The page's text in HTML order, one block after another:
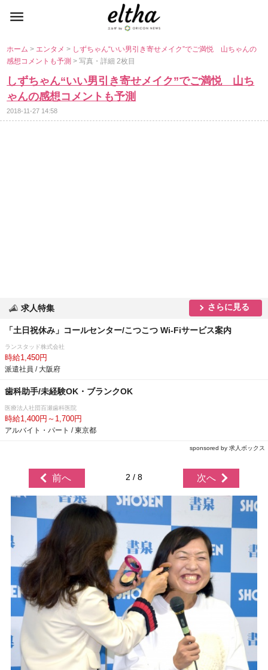
ホーム> エンタメ> しずちゃん“いい男引き寄せメイク”でご満悦 山ちゃんの
感想コメントも予測> 写真・詳細 2枚目
しずちゃん“いい男引き寄せメイク”でご満悦 山ち
ゃんの感想コメントも予測
2018-11-27 14:58
求人特集 さらに見る
「土日祝休み」コールセンター/こつこつ Wi-Fiサービス案内
ランスタッド株式会社
時給1,450円
派遣社員 / 大阪府
歯科助手/未経験OK・ブランクOK
医療法人社団百瀬歯科医院
時給1,400円～1,700円
アルバイト・パート / 東京都
sponsored by 求人ボックス
前へ 2 / 8 次へ